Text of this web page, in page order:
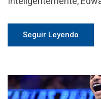
Seguir Leyendo